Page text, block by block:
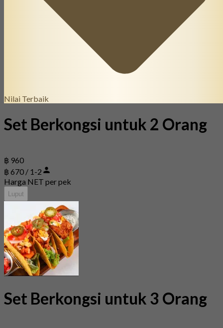
Nilai Terbaik
Set Berkongsi untuk 2 Orang
฿ 960
฿ 670 / 1-2
Harga NET per pek
Luput
Set Berkongsi untuk 3 Orang